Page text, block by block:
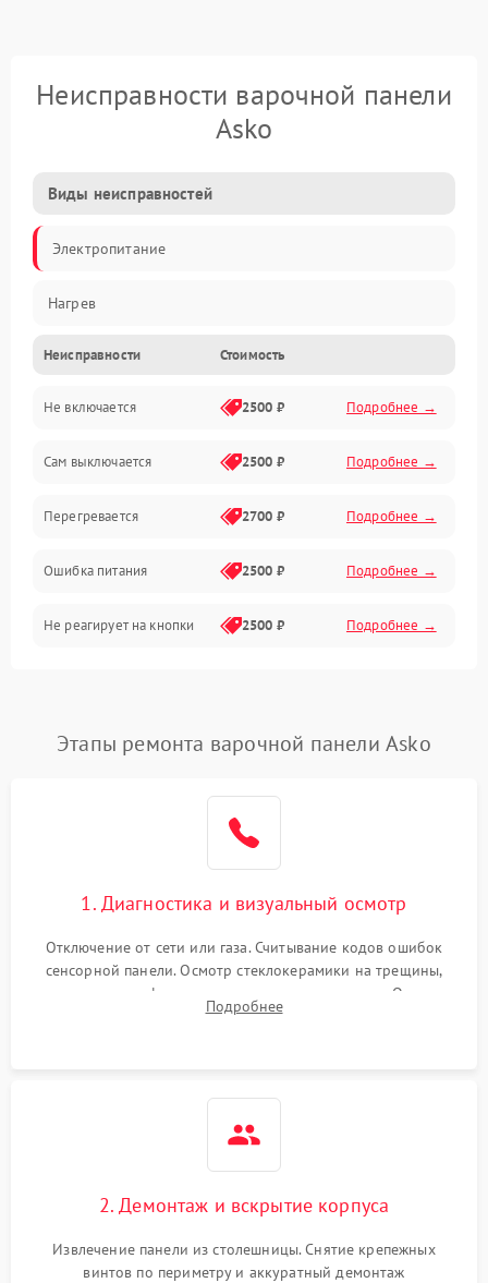
Неисправности варочной панели
Asko
Виды неисправностей
Электропитание
Нагрев
Неисправности Стоимость
Не включается 2500 ₽ Подробнее →
Сам выключается 2500 ₽ Подробнее →
Перегревается 2700 ₽ Подробнее →
Ошибка питания 2500 ₽ Подробнее →
Не реагирует на кнопки 2500 ₽ Подробнее →
Этапы ремонта варочной панели Asko
1. Диагностика и визуальный осмотр
Отключение от сети или газа. Считывание кодов ошибок
сенсорной панели. Осмотр стеклокерамики на трещины,
проверка конфорок на равномерность нагрева. Опрос
клиента о симптомах (не включается, не видит посуду,
Подробнее
2. Демонтаж и вскрытие корпуса
Извлечение панели из столешницы. Снятие крепежных
винтов по периметру и аккуратный демонтаж